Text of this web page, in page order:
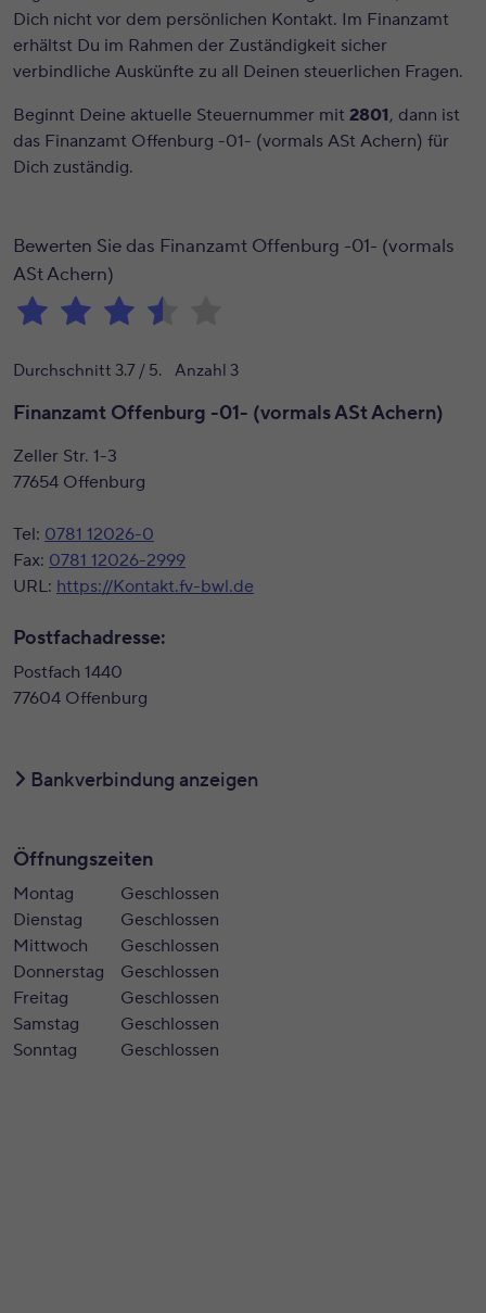
Dich nicht vor dem persönlichen Kontakt. Im Finanzamt
erhältst Du im Rahmen der Zuständigkeit sicher
verbindliche Auskünfte zu all Deinen steuerlichen Fragen.
Beginnt Deine aktuelle Steuernummer mit 2801, dann ist
das Finanzamt Offenburg -01- (vormals ASt Achern) für
Dich zuständig.
Bewerten Sie das Finanzamt Offenburg -01- (vormals
ASt Achern)
Durchschnitt 3.7 / 5. Anzahl 3
Finanzamt Offenburg -01- (vormals ASt Achern)
Zeller Str. 1-3
77654 Offenburg
Tel: 0781 12026-0
Fax: 0781 12026-2999
URL: https://Kontakt.fv-bwl.de
Postfachadresse:
Postfach 1440
77604 Offenburg
Bankverbindung anzeigen
Öffnungszeiten
Montag
Geschlossen
Dienstag
Geschlossen
Mittwoch
Geschlossen
Donnerstag
Geschlossen
Freitag
Geschlossen
Samstag
Geschlossen
Sonntag
Geschlossen